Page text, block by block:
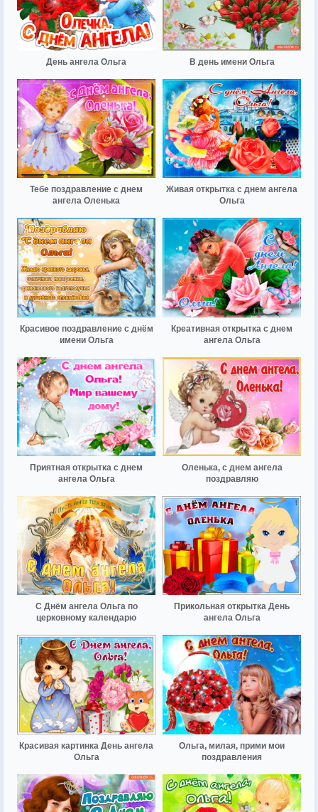
День ангела Ольга В день имени Ольга
Тебе поздравление с днем
ангела Оленька
Живая открытка с днем ангела
Ольга
Красивое поздравление с днём
имени Ольга
Креативная открытка с днем
ангела Ольга
Приятная открытка с днем
ангела Ольга
Оленька, с днем ангела
поздравляю
С Днём ангела Ольга по
церковному календарю
Прикольная открытка День
ангела Ольга
Красивая картинка День ангела
Ольга
Ольга, милая, прими мои
поздравления